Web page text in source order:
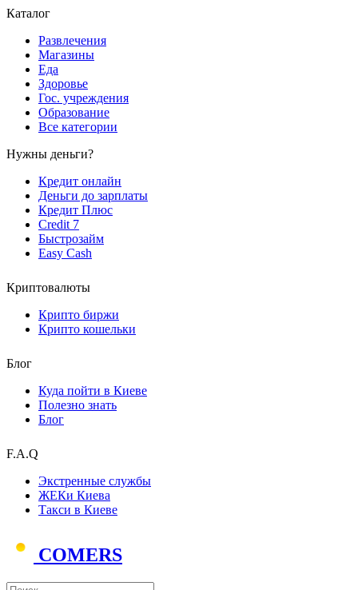
Каталог
Развлечения
Магазины
Еда
Здоровье
Гос. учреждения
Образование
Все категории
Нужны деньги?
Кредит онлайн
Деньги до зарплаты
Кредит Плюс
Credit 7
Быстрозайм
Easy Cash
Криптовалюты
Крипто биржи
Крипто кошельки
Блог
Куда пойти в Киеве
Полезно знать
Блог
F.A.Q
Экстренные службы
ЖЕКи Киева
Такси в Киеве
COMERS